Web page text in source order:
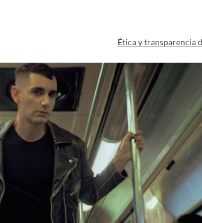
Ética y transparencia